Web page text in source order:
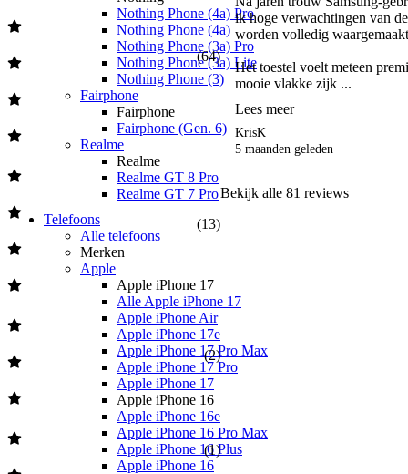
Nothing Phone (4a) Pro
Nothing Phone (4a)
Nothing Phone (3a) Pro
Nothing Phone (3a) Lite
Nothing Phone (3)
Fairphone
Fairphone
Fairphone (Gen. 6)
Realme
Realme
Realme GT 8 Pro
Realme GT 7 Pro
Telefoons
Alle telefoons
Merken
Apple
Apple iPhone 17
Alle Apple iPhone 17
Apple iPhone Air
Apple iPhone 17e
Apple iPhone 17 Pro Max
Apple iPhone 17 Pro
Apple iPhone 17
Apple iPhone 16
Apple iPhone 16e
Apple iPhone 16 Pro Max
Apple iPhone 16 Plus
Apple iPhone 16
(64)
(13)
(2)
(1)
ik hoge verwachtingen van
worden volledig
Het toestel voelt meteen
mooie vlakke zijk ...
Lees meer
KrisK
5 maanden geleden
Bekijk alle 81 reviews